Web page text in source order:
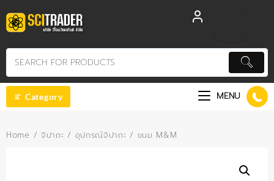
to
content
Category MENU
Home / จิปาถะ / อุปกรณ์จิปาถะ / ขนม M&M